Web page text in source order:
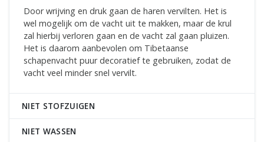
Door wrijving en druk gaan de haren vervilten. Het is
wel mogelijk om de vacht uit te makken, maar de krul
zal hierbij verloren gaan en de vacht zal gaan pluizen.
Het is daarom aanbevolen om Tibetaanse
schapenvacht puur decoratief te gebruiken, zodat de
vacht veel minder snel vervilt.
NIET STOFZUIGEN
NIET WASSEN